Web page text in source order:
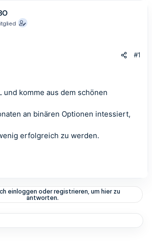
#1
und komme aus dem schönen
an binären Optionen intessiert,
erfolgreich zu werden.
einloggen oder registrieren, um hier zu
antworten.